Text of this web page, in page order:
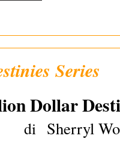
Series
Dollar
di Sherryl